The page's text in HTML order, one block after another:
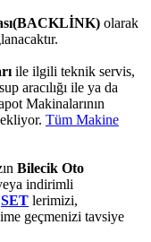
olarak
ile ilgili teknik servis,
aracılığı ile ya da
Makinalarının
Tüm Makine
Bilecik Oto
indirimli
SET lerimizi,
geçmenizi tavsiye